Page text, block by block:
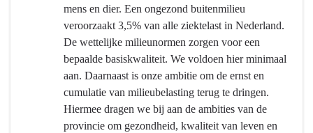
mens en dier. Een ongezond buitenmilieu
veroorzaakt 3,5% van alle ziektelast in Nederland.
De wettelijke milieunormen zorgen voor een
bepaalde basiskwaliteit. We voldoen hier minimaal
aan. Daarnaast is onze ambitie om de ernst en
cumulatie van milieubelasting terug te dringen.
Hiermee dragen we bij aan de ambities van de
provincie om gezondheid, kwaliteit van leven en